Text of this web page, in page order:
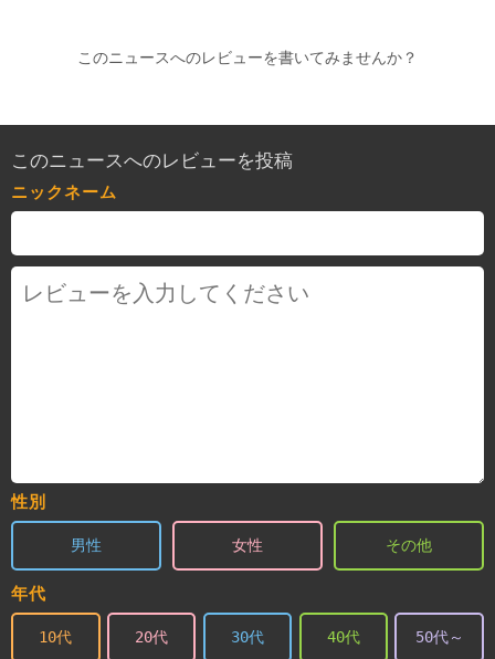
このニュースへのレビューを書いてみませんか？
このニュースへのレビューを投稿
ニックネーム
性別
男性 女性 その他
年代
10代 20代 30代 40代 50代～